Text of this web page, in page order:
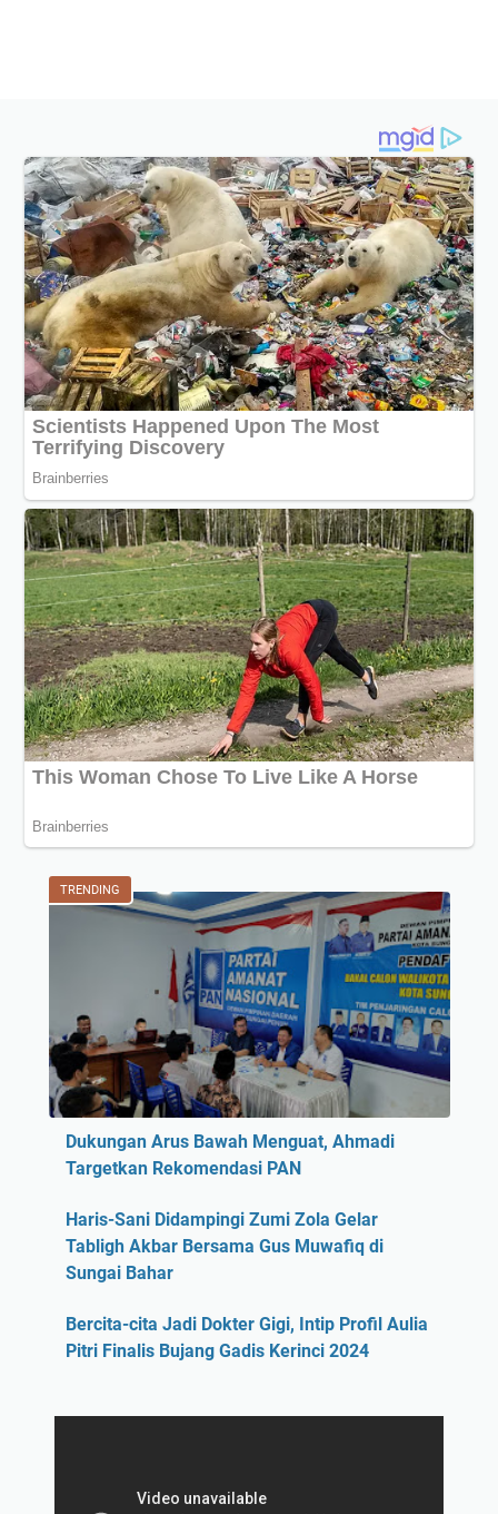
TRENDING
Dukungan Arus Bawah Menguat, Ahmadi
Targetkan Rekomendasi PAN
Haris-Sani Didampingi Zumi Zola Gelar
Tabligh Akbar Bersama Gus Muwafiq di
Sungai Bahar
Bercita-cita Jadi Dokter Gigi, Intip Profil Aulia
Pitri Finalis Bujang Gadis Kerinci 2024